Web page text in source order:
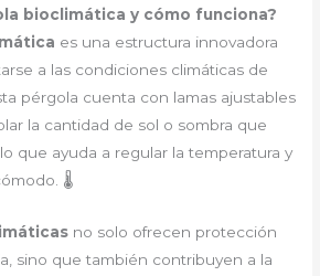
bioclimática y cómo funciona?
es una estructura innovadora
a las condiciones climáticas de
pérgola cuenta con lamas ajustables
la cantidad de sol o sombra que
que ayuda a regular la temperatura y
🌡
no solo ofrecen protección
sino que también contribuyen a la